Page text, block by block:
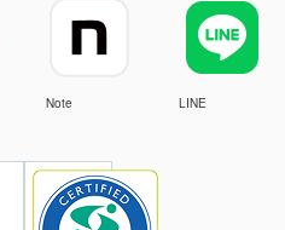
Note LINE